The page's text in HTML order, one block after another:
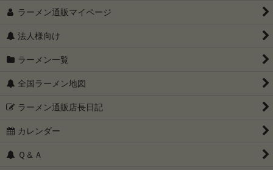
ラーメン通販マイページ
法人様向け
ラーメン一覧
全国ラーメン地図
ラーメン通販店長日記
カレンダー
Ｑ＆Ａ